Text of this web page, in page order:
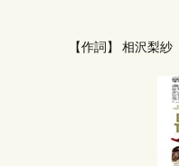
【作詞】 相沢梨